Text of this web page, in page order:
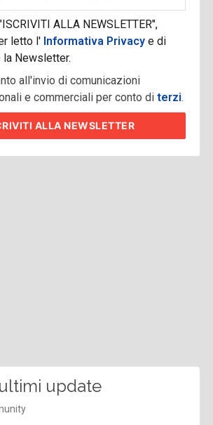
ALLA NEWSLETTER",
letto l' Informativa Privacye di
Newsletter.
all'invio di comunicazioni
e commerciali per conto diterzi.
ALLA NEWSLETTER
update